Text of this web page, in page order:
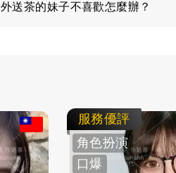
外送茶的妹子不喜歡怎麼辦？
服務優評
角色扮演
口爆